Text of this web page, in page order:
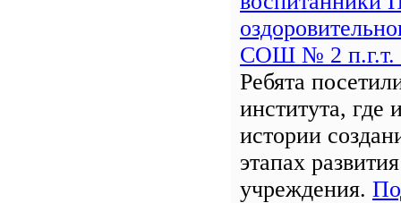
СОШ № 2 п.г.т.
Ребята
института, где
истории
этапах
учреждения.